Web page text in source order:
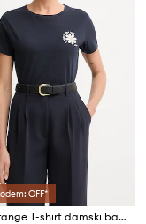
OFF*
BOSS Orange T-shirt damski bawełniany C_Elove_5